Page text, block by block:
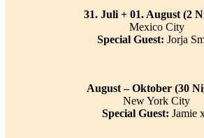
31. Juli + 01. August (2
Mexico City
Special Guest: Jorja
August – Oktober (30
New York City
Special Guest: Jamie